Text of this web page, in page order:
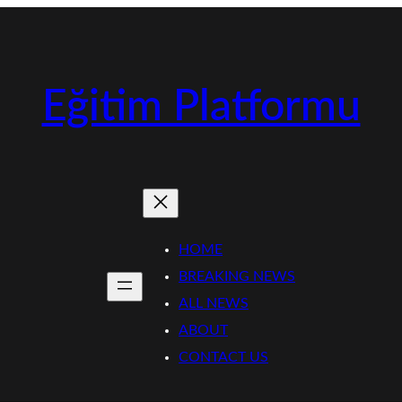
Eğitim Platformu
HOME
BREAKING NEWS
ALL NEWS
ABOUT
CONTACT US